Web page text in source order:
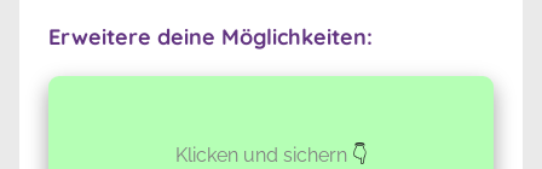
Erweitere deine Möglichkeiten:
Klicken und sichern👇